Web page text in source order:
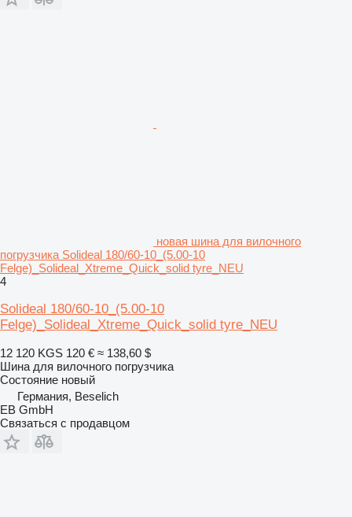
новая шина для вилочного
погрузчика Solideal 180/60-10_(5.00-10
Felge)_Solideal_Xtreme_Quick_solid tyre_NEU
4
Solideal 180/60-10_(5.00-10
Felge)_Solideal_Xtreme_Quick_solid tyre_NEU
12 120 KGS 120 € ≈ 138,60 $
Шина для вилочного погрузчика
Состояние новый
Германия, Beselich
EB GmbH
Связаться с продавцом